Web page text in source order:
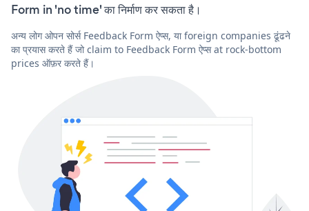
Form in 'no time' का निर्माण कर सकता है।
अन्य लोग ओपन सोर्स Feedback Form ऐप्स, या foreign companies ढूंढने
का प्रयास करते हैं जो claim to Feedback Form ऐप्स at rock-bottom
prices ऑफ़र करते हैं।